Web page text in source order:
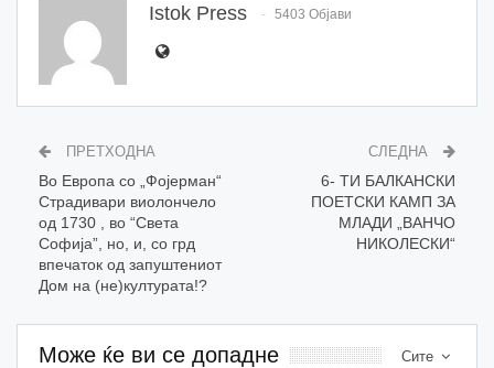
Istok Press 5403 Објави
ПРЕТХОДНА
Во Европа со „Фојерман“
Страдивари виолончело
од 1730 , во “Света
Софија”, но, и, со грд
впечаток од запуштениот
Дом на (не)културата!?
СЛЕДНА
6- ТИ БАЛКАНСКИ
ПОЕТСКИ КАМП ЗА
МЛАДИ „ВАНЧО
НИКОЛЕСКИ“
Сите
Може ќе ви се допадне